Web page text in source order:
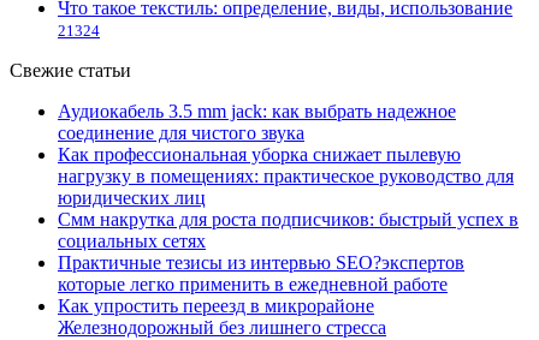
Что такое текстиль: определение, виды, использование
21324
Свежие статьи
Аудиокабель 3.5 mm jack: как выбрать надежное
соединение для чистого звука
Как профессиональная уборка снижает пылевую
нагрузку в помещениях: практическое руководство для
юридических лиц
Смм накрутка для роста подписчиков: быстрый успех в
социальных сетях
Практичные тезисы из интервью SEO?экспертов
которые легко применить в ежедневной работе
Как упростить переезд в микрорайоне
Железнодорожный без лишнего стресса